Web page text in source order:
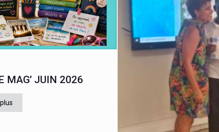
MAG’ JUIN 2026